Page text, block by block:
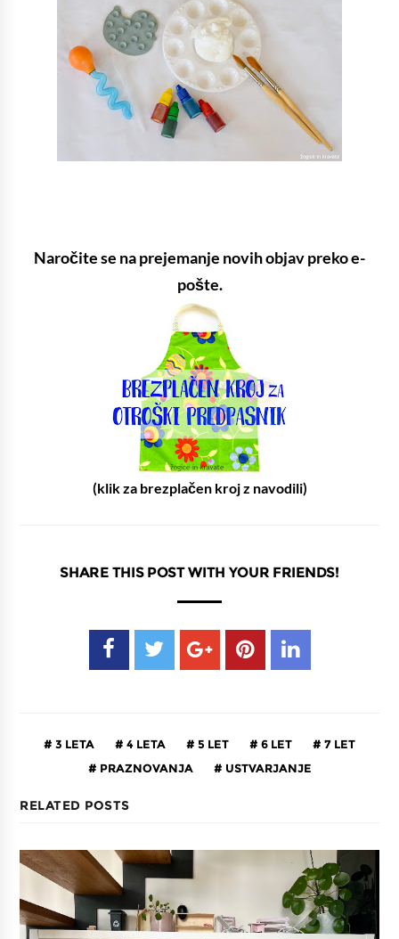
Naročite se na prejemanje novih objav preko e-
pošte.
(klik za brezplačen kroj z navodili)
SHARE THIS POST WITH YOUR FRIENDS!
3 LETA 4 LETA 5 LET 6 LET
7 LET
PRAZNOVANJA
USTVARJANJE
RELATED POSTS